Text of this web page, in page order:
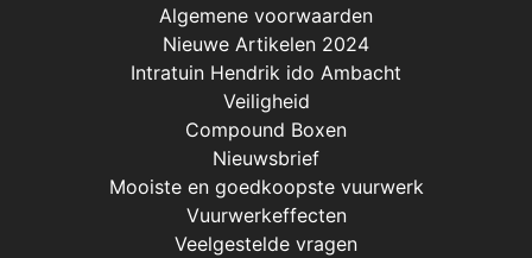
Algemene voorwaarden
Nieuwe Artikelen 2024
Intratuin Hendrik ido Ambacht
Veiligheid
Compound Boxen
Nieuwsbrief
Mooiste en goedkoopste vuurwerk
Vuurwerkeffecten
Veelgestelde vragen